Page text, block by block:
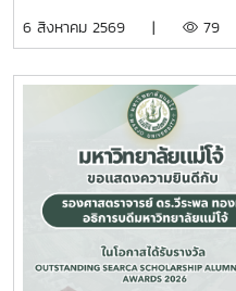
แลกเปลี่ยนประสบการณ์ด้าน
ผู้นำเครือข่ายอุดมศึกษา การ
AI และนวัตกรรมจากภาคเอ
Action เพื่อร่วมกำหนดข้อเส
การขับเคลื่อนมหาวิทยาลัยไทย
นี้มหาวิทยาลัยแม่โจ้ติดตามทิ
อุดมศึกษาไทย พร้อมแลกเปลี่
มือกับเครือข่ายสถาบันอุดม
มหาวิทยาลัยไทยให้ก้าวทันกา
บุคลากร รวมจำนวน 25 คน เ
พระบรมราชชนนีพันปีหลวง
พระบรมมหาราชวัง และเข้าก
พระเจ้าลูกเธอ เจ้าฟ้าพัชรกิติ
ราชสาริณีสิริพัชร มหาวัชรรา
พระบรมมหาราชวังการเข้าร่
มหากรุณาธิคุณล้นเกล้าล้นกร
มหาวิทยาลัย สมาคมศิษย์เก่า
ร่วมแสดงความจงรักภักดี ถว
6 สิงหาคม 2569 | 79